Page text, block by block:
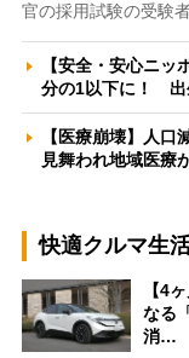
官の採用試験の受験
【安全・安心ニ
分の1以下に！
【医療崩壊】人
見舞われ地域医
快適クルマ生
【4
なる
消…